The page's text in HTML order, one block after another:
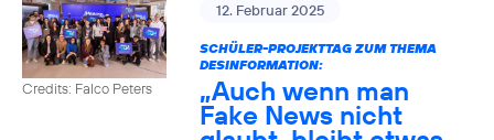
Credits: Falco Peters
12. Februar 2025
SCHÜLER-PROJEKTTAG ZUM THEMA
DESINFORMATION:
„Auch wenn man
Fake News nicht